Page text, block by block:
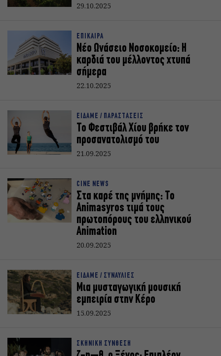
29.10.2025
ΕΠΙΚΑΙΡΑ
Νέο Ωνάσειο Νοσοκομείο: Η
καρδιά του μέλλοντος χτυπά
σήμερα
22.10.2025
ΕΙΔΑΜΕ / ΠΑΡΑΣΤΑΣΕΙΣ
Το Φεστιβάλ Χίου βρήκε τον
προσανατολισμό του
21.09.2025
CINE NEWS
Στα καρέ της μνήμης: Το
Animasyros τιμά τους
πρωτοπόρους του ελληνικού
Animation
20.09.2025
ΕΙΔΑΜΕ / ΣΥΝΑΥΛΙΕΣ
Μια μυσταγωγική μουσική
εμπειρία στην Κέρο
15.09.2025
ΣΚΗΝΙΚΗ ΣΥΝΘΕΣΗ